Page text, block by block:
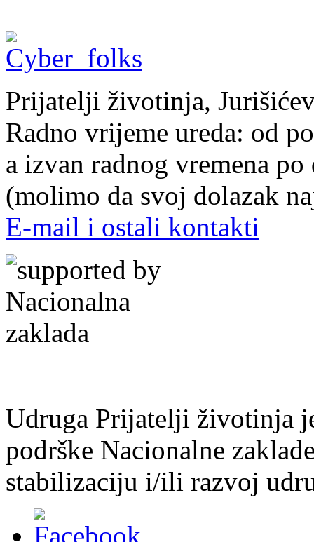
Prijatelji životinja,
Radno vrijeme ureda: od
a izvan radnog vremena
(molimo da svoj dolazak
E-mail i ostali kontakti
Udruga Prijatelji životinja
podrške Nacionalne
stabilizaciju i/ili razvoj